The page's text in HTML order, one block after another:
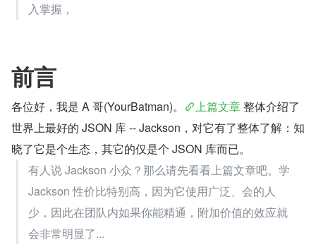
入掌握，
前言
各位好，我是 A 哥(YourBatman)。 上篇文章 整体介绍了
世界上最好的 JSON 库 -- Jackson，对它有了整体了解：知
晓了它是个生态，其它的仅是个 JSON 库而已。
有人说 Jackson 小众？那么请先看看上篇文章吧。学
Jackson 性价比特别高，因为它使用广泛、会的人
少，因此在团队内如果你能精通，附加价值的效应就
会非常明显了...